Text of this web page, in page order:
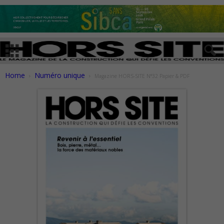
Home Numéro unique Magazine HORS-SITE N°32 Papier & PDF